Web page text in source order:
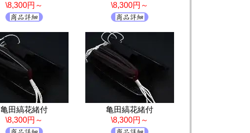
\8,300円～
\8,300円～
亀田縞花緒付
\8,300円～
亀田縞花緒付
\8,300円～